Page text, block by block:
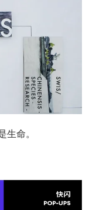
命。